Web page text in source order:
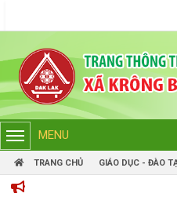
MENU
TRANG CHỦ GIÁO DỤC - ĐÀO